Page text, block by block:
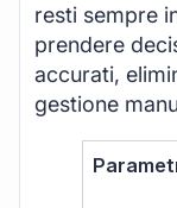
resti sempre
prendere
accurati,
gestione